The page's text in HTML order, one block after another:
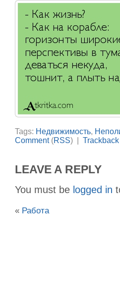
Tags: Недвижимость,
Comment(RSS) | Trackback
LEAVE A REPLY
You must be logged in
« Работа